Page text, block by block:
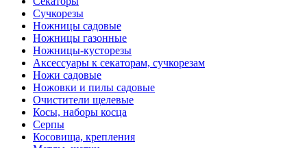
Сучкорезы
Ножницы садовые
Ножницы газонные
Ножницы-кусторезы
Аксессуары к секаторам, сучкорезам
Ножи садовые
Ножовки и пилы садовые
Очистители щелевые
Косы, наборы косца
Серпы
Косовища, крепления